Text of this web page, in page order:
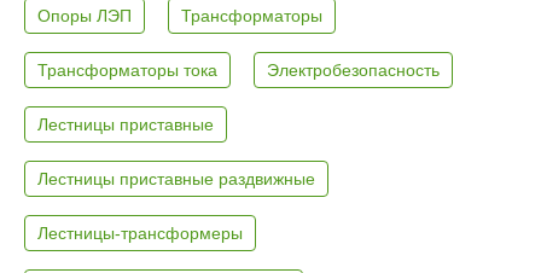
Опоры ЛЭП Трансформаторы
Трансформаторы тока Электробезопасность
Лестницы приставные
Лестницы приставные раздвижные
Лестницы-трансформеры